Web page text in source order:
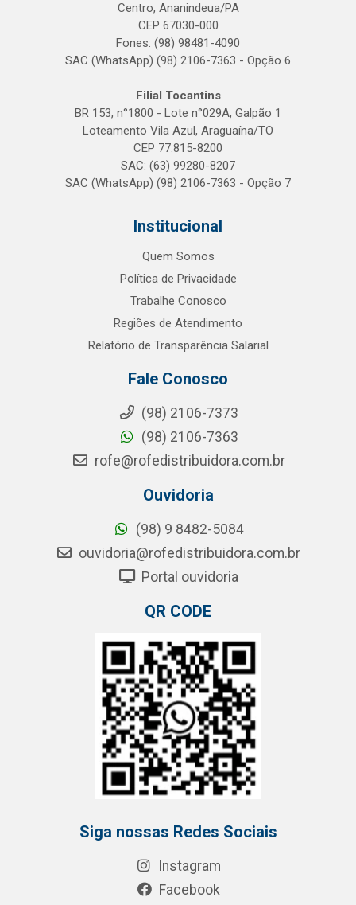
Centro, Ananindeua/PA
CEP 67030-000
Fones: (98) 98481-4090
SAC (WhatsApp) (98) 2106-7363 - Opção 6
Filial Tocantins
BR 153, n°1800 - Lote n°029A, Galpão 1
Loteamento Vila Azul, Araguaína/TO
CEP 77.815-8200
SAC: (63) 99280-8207
SAC (WhatsApp) (98) 2106-7363 - Opção 7
Institucional
Quem Somos
Política de Privacidade
Trabalhe Conosco
Regiões de Atendimento
Relatório de Transparência Salarial
Fale Conosco
(98) 2106-7373
(98) 2106-7363
rofe@rofedistribuidora.com.br
Ouvidoria
(98) 9 8482-5084
ouvidoria@rofedistribuidora.com.br
Portal ouvidoria
QR CODE
Siga nossas Redes Sociais
Instagram
Facebook